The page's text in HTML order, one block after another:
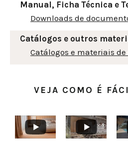
Manual, Ficha Técnica e
Downloads de
Catálogos e outros
Catálogos e materiais
VEJA COMO É